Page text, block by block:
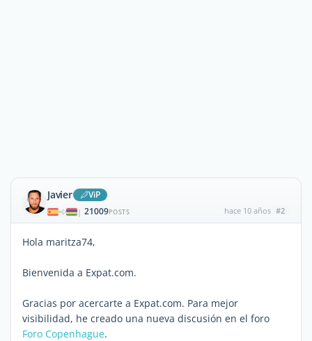
Javier ViP
| 21009POSTS hace 10 años #2
Hola maritza74,
Bienvenida a Expat.com.
Gracias por acercarte a Expat.com. Para mejor
visibilidad, he creado una nueva discusión en el foro
Foro Copenhague.